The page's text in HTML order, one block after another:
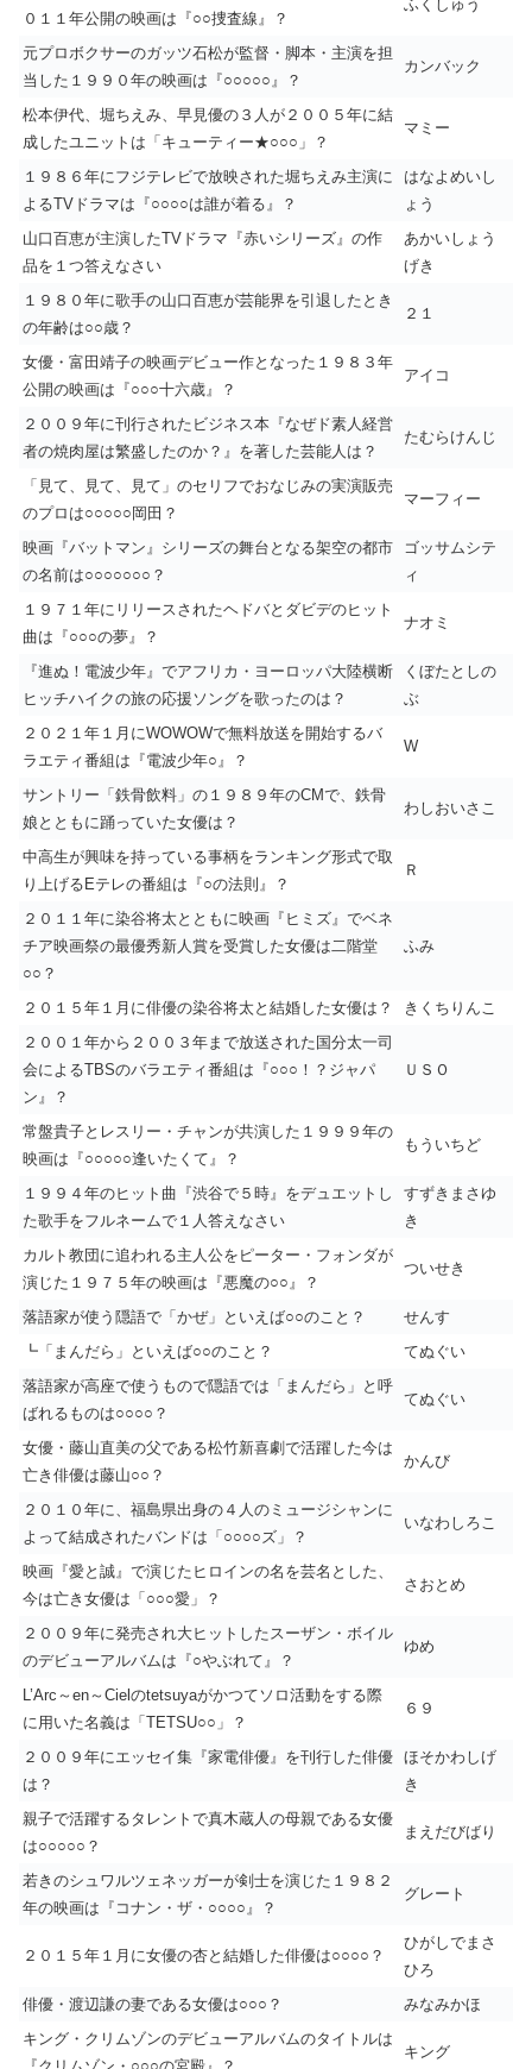
０１１年公開の映画は『○○捜査線』？
ふくしゅう
元プロボクサーのガッツ石松が監督・脚本・主演を担
当した１９９０年の映画は『○○○○○』？
カンバック
松本伊代、堀ちえみ、早見優の３人が２００５年に結
成したユニットは「キューティー★○○○」？
マミー
１９８６年にフジテレビで放映された堀ちえみ主演に
よるTVドラマは『○○○○は誰が着る』？
はなよめいし
ょう
山口百恵が主演したTVドラマ『赤いシリーズ』の作
品を１つ答えなさい
あかいしょう
げき
１９８０年に歌手の山口百恵が芸能界を引退したとき
の年齢は○○歳？
２１
女優・富田靖子の映画デビュー作となった１９８３年
公開の映画は『○○○十六歳』？
アイコ
２００９年に刊行されたビジネス本『なぜド素人経営
者の焼肉屋は繁盛したのか？』を著した芸能人は？
たむらけんじ
「見て、見て、見て」のセリフでおなじみの実演販売
のプロは○○○○○岡田？
マーフィー
映画『バットマン』シリーズの舞台となる架空の都市
の名前は○○○○○○○？
ゴッサムシテ
ィ
１９７１年にリリースされたヘドバとダビデのヒット
曲は『○○○の夢』？
ナオミ
『進ぬ！電波少年』でアフリカ・ヨーロッパ大陸横断
ヒッチハイクの旅の応援ソングを歌ったのは？
くぼたとしの
ぶ
２０２１年１月にWOWOWで無料放送を開始するバ
ラエティ番組は『電波少年○』？
W
サントリー「鉄骨飲料」の１９８９年のCMで、鉄骨
娘とともに踊っていた女優は？
わしおいさこ
中高生が興味を持っている事柄をランキング形式で取
り上げるEテレの番組は『○の法則』？
Ｒ
２０１１年に染谷将太とともに映画『ヒミズ』でベネ
チア映画祭の最優秀新人賞を受賞した女優は二階堂
○○？
ふみ
２０１５年１月に俳優の染谷将太と結婚した女優は？
きくちりんこ
２００１年から２００３年まで放送された国分太一司
会によるTBSのバラエティ番組は『○○○！？ジャパ
ン』？
ＵＳＯ
常盤貴子とレスリー・チャンが共演した１９９９年の
映画は『○○○○○逢いたくて』？
もういちど
１９９４年のヒット曲『渋谷で５時』をデュエットし
た歌手をフルネームで１人答えなさい
すずきまさゆ
き
カルト教団に追われる主人公をピーター・フォンダが
演じた１９７５年の映画は『悪魔の○○』？
ついせき
落語家が使う隠語で「かぜ」といえば○○のこと？
せんす
┗「まんだら」といえば○○のこと？
てぬぐい
落語家が高座で使うもので隠語では「まんだら」と呼
ばれるものは○○○○？
てぬぐい
女優・藤山直美の父である松竹新喜劇で活躍した今は
亡き俳優は藤山○○？
かんび
２０１０年に、福島県出身の４人のミュージシャンに
よって結成されたバンドは「○○○○ズ」？
いなわしろこ
映画『愛と誠』で演じたヒロインの名を芸名とした、
今は亡き女優は「○○○愛」？
さおとめ
２００９年に発売され大ヒットしたスーザン・ボイル
のデビューアルバムは『○やぶれて』？
ゆめ
L’Arc～en～Cielのtetsuyaがかつてソロ活動をする際
に用いた名義は「TETSU○○」？
６９
２００９年にエッセイ集『家電俳優』を刊行した俳優
は？
ほそかわしげ
き
親子で活躍するタレントで真木蔵人の母親である女優
は○○○○○？
まえだびばり
若きのシュワルツェネッガーが剣士を演じた１９８２
年の映画は『コナン・ザ・○○○○』？
グレート
２０１５年１月に女優の杏と結婚した俳優は○○○○？
ひがしでまさ
ひろ
俳優・渡辺謙の妻である女優は○○○？
みなみかほ
キング・クリムゾンのデビューアルバムのタイトルは
キング